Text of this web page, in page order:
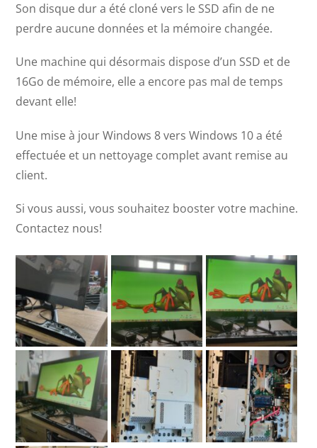
Son disque dur a été cloné vers le SSD afin de ne
perdre aucune données et la mémoire changée.
Une machine qui désormais dispose d’un SSD et de
16Go de mémoire, elle a encore pas mal de temps
devant elle!
Une mise à jour Windows 8 vers Windows 10 a été
effectuée et un nettoyage complet avant remise au
client.
Si vous aussi, vous souhaitez booster votre machine.
Contactez nous!